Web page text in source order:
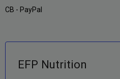
CB - PayPal
EFP Nutrition